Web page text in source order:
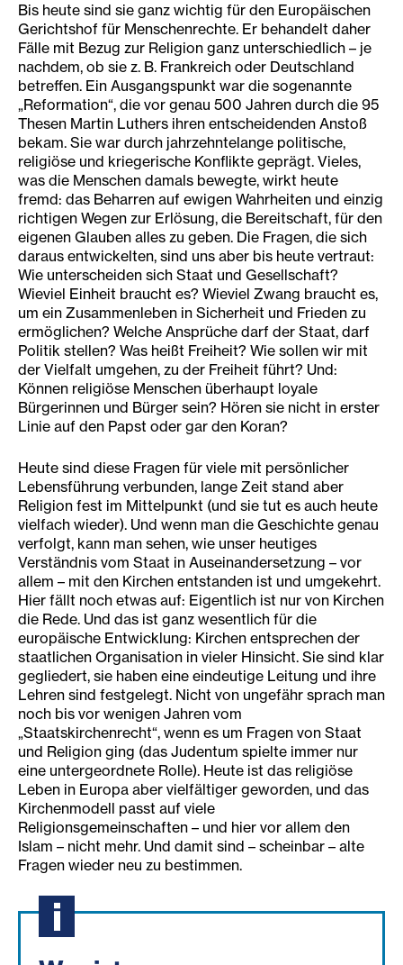
Bis heute sind sie ganz wichtig für den Europäischen
Gerichtshof für Menschenrechte. Er behandelt daher
Fälle mit Bezug zur Religion ganz unterschiedlich – je
nachdem, ob sie z. B. Frankreich oder Deutschland
betreffen. Ein Ausgangspunkt war die sogenannte
„Reformation“, die vor genau 500 Jahren durch die 95
Thesen Martin Luthers ihren entscheidenden Anstoß
bekam. Sie war durch jahrzehntelange politische,
religiöse und kriegerische Konflikte geprägt. Vieles,
was die Menschen damals bewegte, wirkt heute
fremd: das Beharren auf ewigen Wahrheiten und einzig
richtigen Wegen zur Erlösung, die Bereitschaft, für den
eigenen Glauben alles zu geben. Die Fragen, die sich
daraus entwickelten, sind uns aber bis heute vertraut:
Wie unterscheiden sich Staat und Gesellschaft?
Wieviel Einheit braucht es? Wieviel Zwang braucht es,
um ein Zusammenleben in Sicherheit und Frieden zu
ermöglichen? Welche Ansprüche darf der Staat, darf
Politik stellen? Was heißt Freiheit? Wie sollen wir mit
der Vielfalt umgehen, zu der Freiheit führt? Und:
Können religiöse Menschen überhaupt loyale
Bürgerinnen und Bürger sein? Hören sie nicht in erster
Linie auf den Papst oder gar den Koran?
Heute sind diese Fragen für viele mit persönlicher
Lebensführung verbunden, lange Zeit stand aber
Religion fest im Mittelpunkt (und sie tut es auch heute
vielfach wieder). Und wenn man die Geschichte genau
verfolgt, kann man sehen, wie unser heutiges
Verständnis vom Staat in Auseinandersetzung – vor
allem – mit den Kirchen entstanden ist und umgekehrt.
Hier fällt noch etwas auf: Eigentlich ist nur von Kirchen
die Rede. Und das ist ganz wesentlich für die
europäische Entwicklung: Kirchen entsprechen der
staatlichen Organisation in vieler Hinsicht. Sie sind klar
gegliedert, sie haben eine eindeutige Leitung und ihre
Lehren sind festgelegt. Nicht von ungefähr sprach man
noch bis vor wenigen Jahren vom
„Staatskirchenrecht“, wenn es um Fragen von Staat
und Religion ging (das Judentum spielte immer nur
eine untergeordnete Rolle). Heute ist das religiöse
Leben in Europa aber vielfältiger geworden, und das
Kirchenmodell passt auf viele
Religionsgemeinschaften – und hier vor allem den
Islam – nicht mehr. Und damit sind – scheinbar – alte
Fragen wieder neu zu bestimmen.